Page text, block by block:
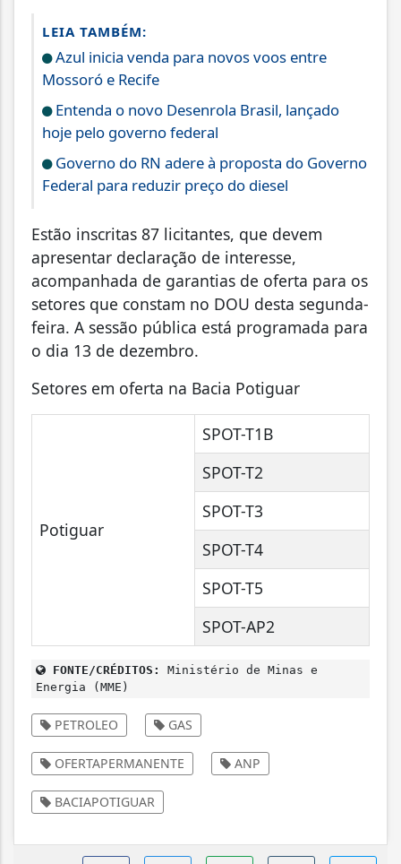
LEIA TAMBÉM:
Azul inicia venda para novos voos entre
Mossoró e Recife
Entenda o novo Desenrola Brasil, lançado
hoje pelo governo federal
Governo do RN adere à proposta do Governo
Federal para reduzir preço do diesel
Estão inscritas 87 licitantes, que devem
apresentar declaração de interesse,
acompanhada de garantias de oferta para os
setores que constam no DOU desta segunda-
feira. A sessão pública está programada para
o dia 13 de dezembro.
Setores em oferta na Bacia Potiguar
Potiguar
SPOT-T1B
SPOT-T2
SPOT-T3
SPOT-T4
SPOT-T5
SPOT-AP2
FONTE/CRÉDITOS:
Ministério de Minas e
Energia (MME)
PETROLEO GAS
OFERTAPERMANENTE ANP
BACIAPOTIGUAR